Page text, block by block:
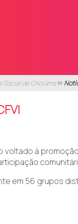
de Criciúma
voltado à
em 56 grupos